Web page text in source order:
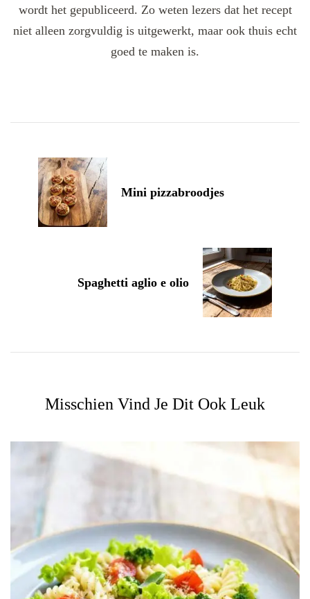
wordt het gepubliceerd. Zo weten lezers dat het recept
niet alleen zorgvuldig is uitgewerkt, maar ook thuis echt
goed te maken is.
Navigation
Mini pizzabroodjes
Spaghetti aglio e olio
Misschien Vind Je Dit Ook Leuk